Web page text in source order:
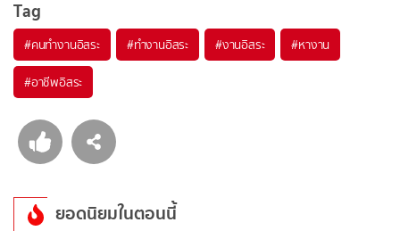
Tag
#คนทำงานอิสระ #ทำงานอิสระ #งานอิสระ #หางาน
#อาชีพอิสระ
ยอดนิยมในตอนนี้